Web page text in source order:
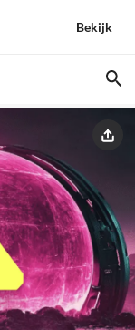
Bekijk